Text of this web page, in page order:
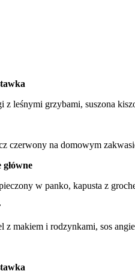
z leśnymi grzybami, suszona
czerwony na domowym
główne
w panko, kapusta z
z makiem i rodzynkami, sos